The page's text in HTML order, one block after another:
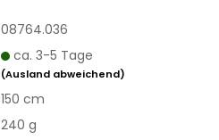
08764.036
ca. 3-5 Tage
(Ausland abweichend)
150 cm
240 g